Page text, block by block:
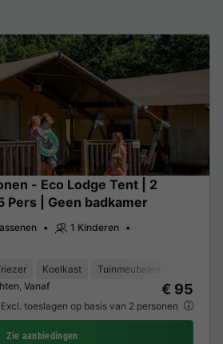
- Eco Lodge Tent | 2
Pers | Geen badkamer
1 Kinderen
Koelkast Tuinmeubelen
Vanaf
€ 95
Excl. toeslagen op basis van 2 personen
Zie aanbiedingen